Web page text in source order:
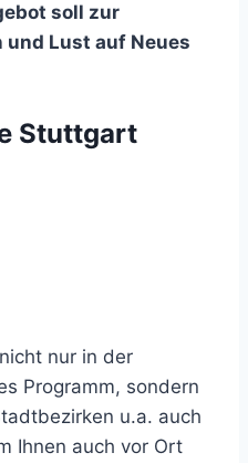
soll zur
Lust auf Neues
Stuttgart
nur in der
Programm, sondern
u.a. auch
Ihnen auch vor Ort